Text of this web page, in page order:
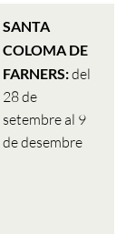
SANTA
COLOMA DE
FARNERS:del
28 de
setembre al 9
de desembre